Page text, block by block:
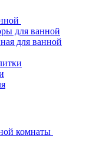
для ванной
для ванной
комнаты